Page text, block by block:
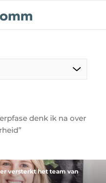
denk ik na over
versterkt het team van